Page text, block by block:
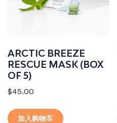
ARCTIC BREEZE
RESCUE MASK (BOX
OF 5)
$45.00
加入购物车